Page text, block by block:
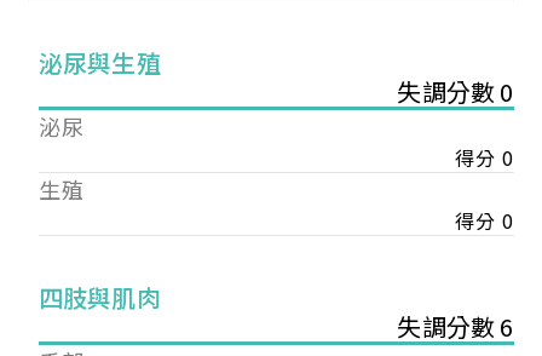
泌尿與生殖
失調分數 0
泌尿
得分 0
生殖
得分 0
四肢與肌肉
失調分數 6
您已成功送出會員申請
您好，您的會員申請，已成功送出，經本協會理事